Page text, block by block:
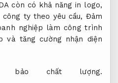
còn có khả năng in logo,
công ty theo yêu cầu, Đảm
nghiệp làm công trình
và tăng cường nhận diện
bảo chất lượng.